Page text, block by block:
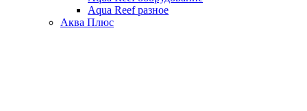
Aqua Reef разное
Аква Плюс